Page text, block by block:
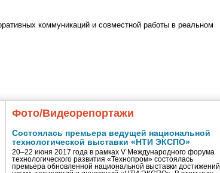
коммуникаций и совместной работы в реальном
Фото/Видеорепортажи
Состоялась премьера ведущей национальной
технологической выставки «НТИ ЭКСПО»
20–22 июня 2017 года в рамках V Международного форума
технологического развития «Технопром» состоялась
премьера обновленной национальной выставки достижений